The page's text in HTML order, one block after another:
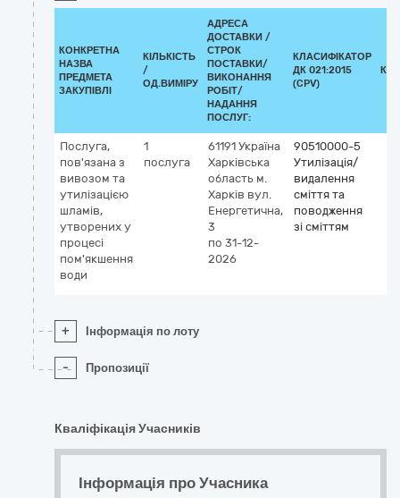
КОНКРЕТНА
НАЗВА
ПРЕДМЕТА
ЗАКУПІВЛІ
КІЛЬКІСТЬ
/
ОД.ВИМІРУ
АДРЕСА
ДОСТАВКИ /
СТРОК
ПОСТАВКИ/
ВИКОНАННЯ
РОБІТ/
НАДАННЯ
ПОСЛУГ:
КЛАСИФІКАТОР
ДК 021:2015
(CPV)
Послуга,
пов'язана з
вивозом та
утилізацією
шламів,
утворених у
процесі
пом'якшення
води
1
послуга
61191 Україна
Харківська
область м.
Харків вул.
Енергетична,
3
по 31-12-
2026
90510000-5
Утилізація/
видалення
сміття та
поводження
зі сміттям
+ Інформація по лоту
- Пропозиції
Кваліфікація Учасників
Інформація про Учасника